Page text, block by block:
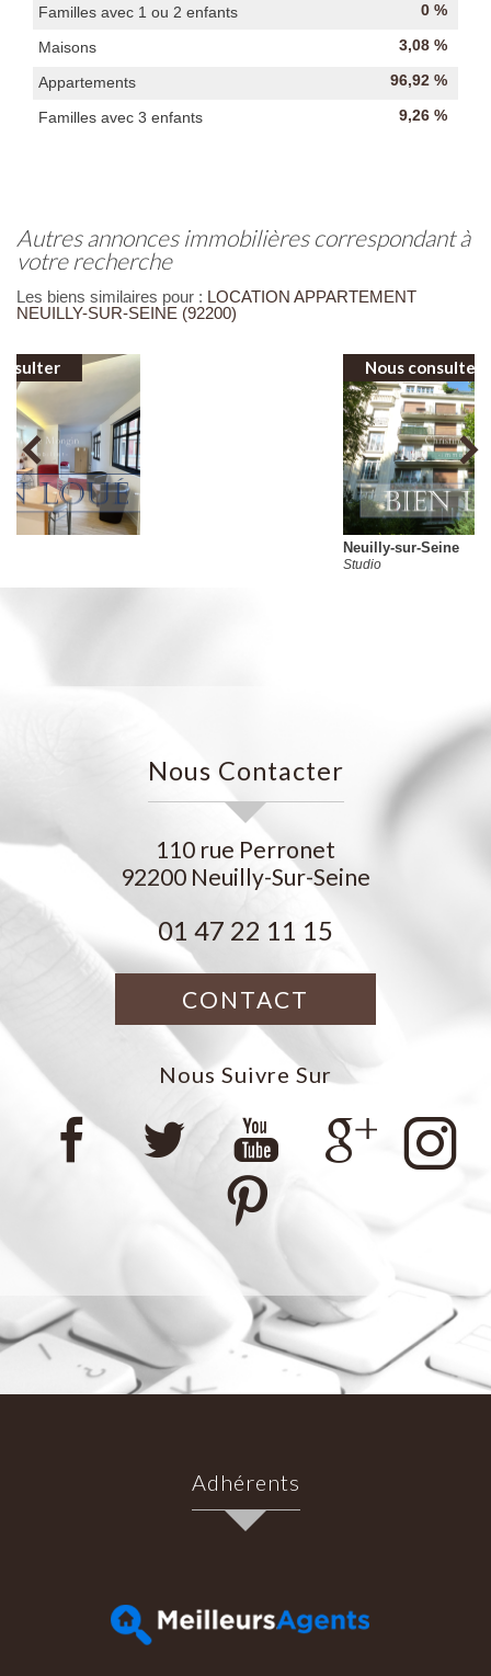
Familles avec 1 ou 2 enfants 0 %
Maisons 3,08 %
Appartements 96,92 %
Familles avec 3 enfants 9,26 %
autres annonces immobilières correspondant à
votre recherche
Les biens similaires pour : LOCATION APPARTEMENT
NEUILLY-SUR-SEINE (92200)
Nous Contacter
110 rue Perronet
92200 Neuilly-Sur-Seine
01 47 22 11 15
CONTACT
Nous Suivre Sur
Adhérents